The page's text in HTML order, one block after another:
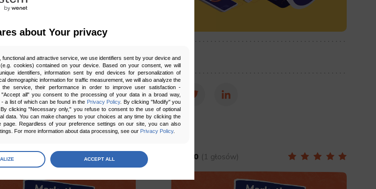
about Your privacy
and attractive service, we use identifiers sent by your device and
cookies) contained on your device. Based on your consent, we will
identifiers, information sent by end devices for personalization of
demographic information for traffic measurement, we will also analyze the
service, their performance in order to improve user satisfaction -
all" you consent to the processing of your data in a broad way,
a list of which can be found in the Privacy Policy. By clicking "Modify" you
clicking "Necessary only," you refuse to consent to the use of optional
data. You can make changes to your choices at any time by clicking the
page. Regardless of your preference settings on our site, you can also
For more information about data processing, see our Privacy Policy.
ACCEPT ALL
Udostępnij:
Facebook Twitter LinkedIn
5.00 1 głosów